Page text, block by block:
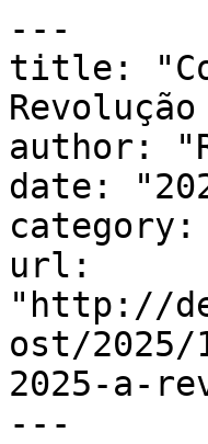
---
title:
author:
date:
category:
url:
"http://
ost/
2025-a-
---